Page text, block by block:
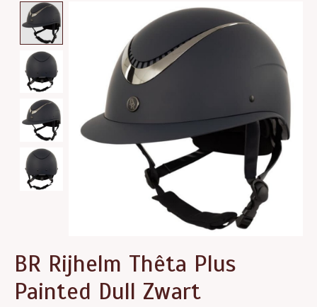
Product image slideshow Items
BR Rijhelm Thêta Plus
Painted Dull Zwart